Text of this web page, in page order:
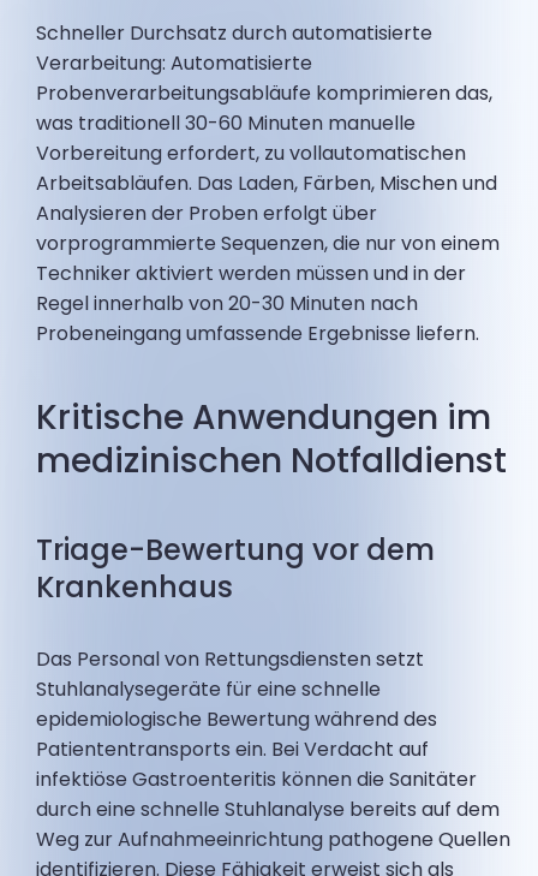
Schneller Durchsatz durch automatisierte
Verarbeitung: Automatisierte
Probenverarbeitungsabläufe komprimieren das,
was traditionell 30-60 Minuten manuelle
Vorbereitung erfordert, zu vollautomatischen
Arbeitsabläufen. Das Laden, Färben, Mischen und
Analysieren der Proben erfolgt über
vorprogrammierte Sequenzen, die nur von einem
Techniker aktiviert werden müssen und in der
Regel innerhalb von 20-30 Minuten nach
Probeneingang umfassende Ergebnisse liefern.
Kritische Anwendungen im
medizinischen Notfalldienst
Triage-Bewertung vor dem
Krankenhaus
Das Personal von Rettungsdiensten setzt
Stuhlanalysegeräte für eine schnelle
epidemiologische Bewertung während des
Patiententransports ein. Bei Verdacht auf
infektiöse Gastroenteritis können die Sanitäter
durch eine schnelle Stuhlanalyse bereits auf dem
Weg zur Aufnahmeeinrichtung pathogene Quellen
identifizieren. Diese Fähigkeit erweist sich als